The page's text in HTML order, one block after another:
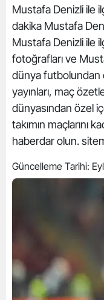
Mustafa Denizli ile
dakika Mustafa
Mustafa Denizli ile
fotoğrafları ve
dünya futbolundan
yayınları, maç
dünyasından özel
takımın maçlarını
haberdar olun.
Güncelleme Tarihi: